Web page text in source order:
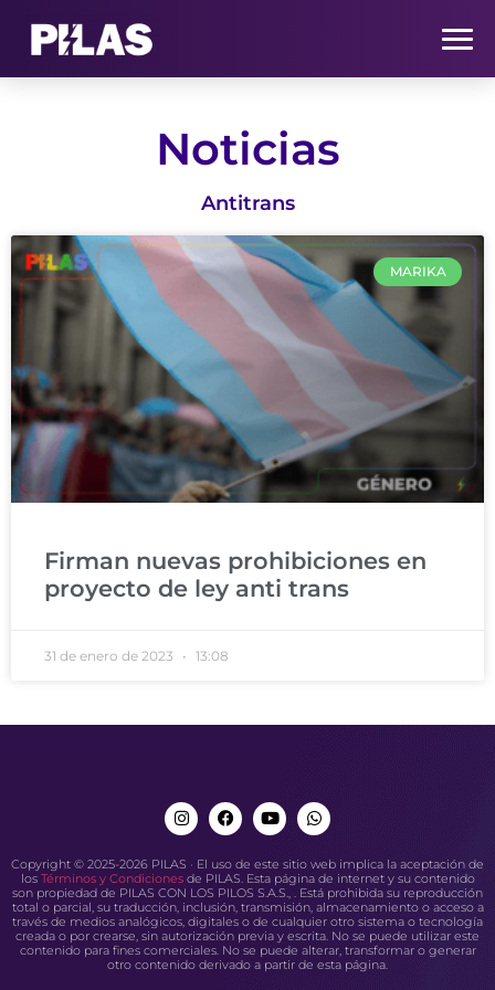
HOME
NOTICIAS
QUIÉNES SOMOS
CONTACTO
SUSCRÍBETE
Noticias
Antitrans
MARIKA
Firman nuevas prohibiciones en
proyecto de ley anti trans
31 de enero de 2023 13:08
Copyright © 2025-2026 PILAS · El uso de este sitio web implica la aceptación de
los Términos y Condicionesde PILAS. Esta página de internet y su contenido
son propiedad de PILAS CON LOS PILOS S.A.S., . Está prohibida su reproducción
total o parcial, su traducción, inclusión, transmisión, almacenamiento o acceso a
través de medios analógicos, digitales o de cualquier otro sistema o tecnología
creada o por crearse, sin autorización previa y escrita. No se puede utilizar este
contenido para fines comerciales. No se puede alterar, transformar o generar
otro contenido derivado a partir de esta página.